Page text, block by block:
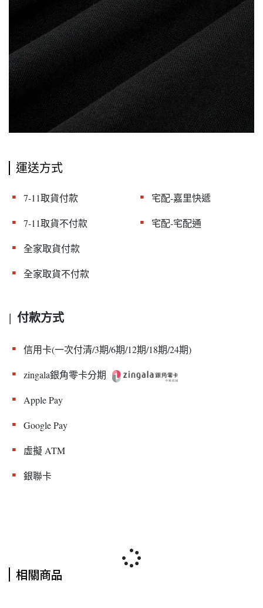
運送方式
▪︎ 7-11取貨付款 ▪︎ 宅配-嘉里快遞
▪︎ 7-11取貨不付款 ▪︎ 宅配-宅配通
▪︎ 全家取貨付款
▪︎ 全家取貨不付款
| 付款方式
▪︎ 信用卡(一次付清/3期/6期/12期/18期/24期)
▪︎ zingala銀角零卡分期
▪︎ Apple Pay
▪︎ Google Pay
▪︎ 虛擬 ATM
▪︎ 銀聯卡
相關商品